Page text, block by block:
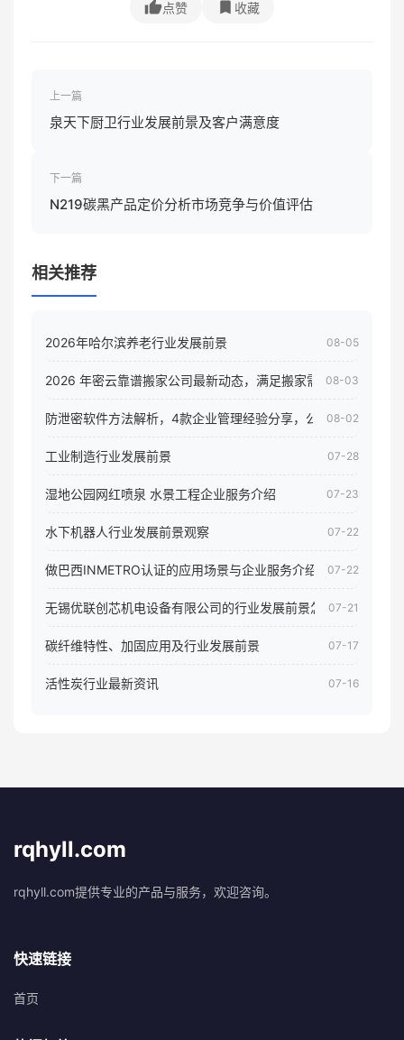
点赞 收藏
上一篇
泉天下厨卫行业发展前景及客户满意度
下一篇
N219碳黑产品定价分析市场竞争与价值评估
相关推荐
2026年哈尔滨养老行业发展前景 08-05
2026 年密云靠谱搬家公司最新动态，满足搬家需求！08-03
防泄密软件方法解析，4款企业管理经验分享，公司员工电脑核
08-02
工业制造行业发展前景 07-28
湿地公园网红喷泉 水景工程企业服务介绍 07-23
水下机器人行业发展前景观察 07-22
做巴西INMETRO认证的应用场景与企业服务介绍 07-22
无锡优联创芯机电设备有限公司的行业发展前景怎样07-21
碳纤维特性、加固应用及行业发展前景 07-17
活性炭行业最新资讯 07-16
rqhyll.com
rqhyll.com提供专业的产品与服务，欢迎咨询。
快速链接
首页